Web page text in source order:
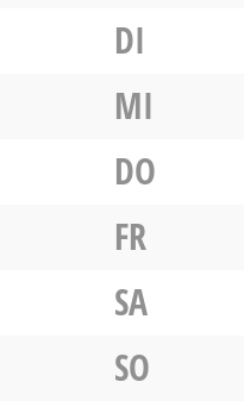
DI
MI
DO
FR
SA
SO